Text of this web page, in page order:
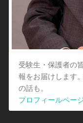
受験生・保護者の
報をお届けします
の話も。
プロフィールペー